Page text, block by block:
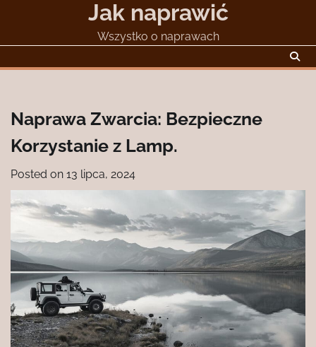
Jak naprawić
Wszystko o naprawach
Naprawa Zwarcia: Bezpieczne
Korzystanie z Lamp.
Posted on 13 lipca, 2024